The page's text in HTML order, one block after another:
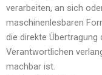
verarbeiten, an sich
maschinenlesbaren
die direkte Übertragung
Verantwortlichen
machbar ist.